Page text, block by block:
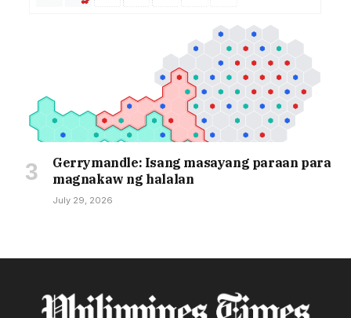
Gerrymandle: Isang masayang paraan para
magnakaw ng halalan
July 29, 2026